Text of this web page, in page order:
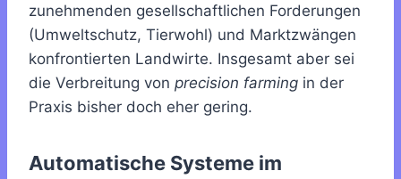
zunehmenden gesellschaftlichen Forderungen
(Umweltschutz, Tierwohl) und Marktzwängen
konfrontierten Landwirte. Insgesamt aber sei
die Verbreitung von precision farming in der
Praxis bisher doch eher gering.
Automatische Systeme im